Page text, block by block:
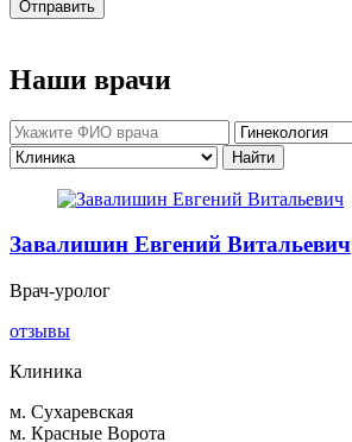
Отправить
Наши врачи
Завалишин Евгений Витальевич
Врач-уролог
отзывы
Клиника
м. Сухаревская
м. Красные Ворота